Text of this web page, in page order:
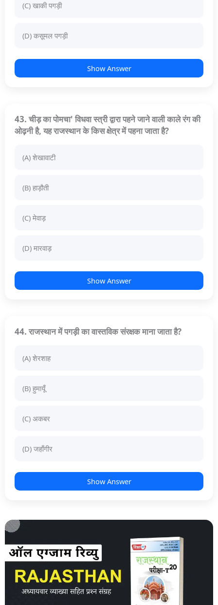
(C) खाकी पगड़ी
(D) कसूमल पगड़ी
Show Answer
43. चीड़ का पोमचा' विधवा स्त्री द्वारा पहने जाने वाली काले रंग की
ओढ़नी है, यह राजस्थान के किस क्षेत्र में पहना जाता है?
(A) शेखावाटी
(B) हाड़ौती
(C) मेवाड़
(D) मारवाड़
Show Answer
44. राजस्थान में पगड़ी का वास्तविक संरक्षक माना जाता है?
(A) शेरशाह
(B) हुमायूँ
(C) अकबर
(D) जहाँगीर
Show Answer